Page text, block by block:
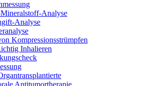
Analyse
Analyse
Kompressionsstrümpfen
Inhalieren
Antitumortherapie